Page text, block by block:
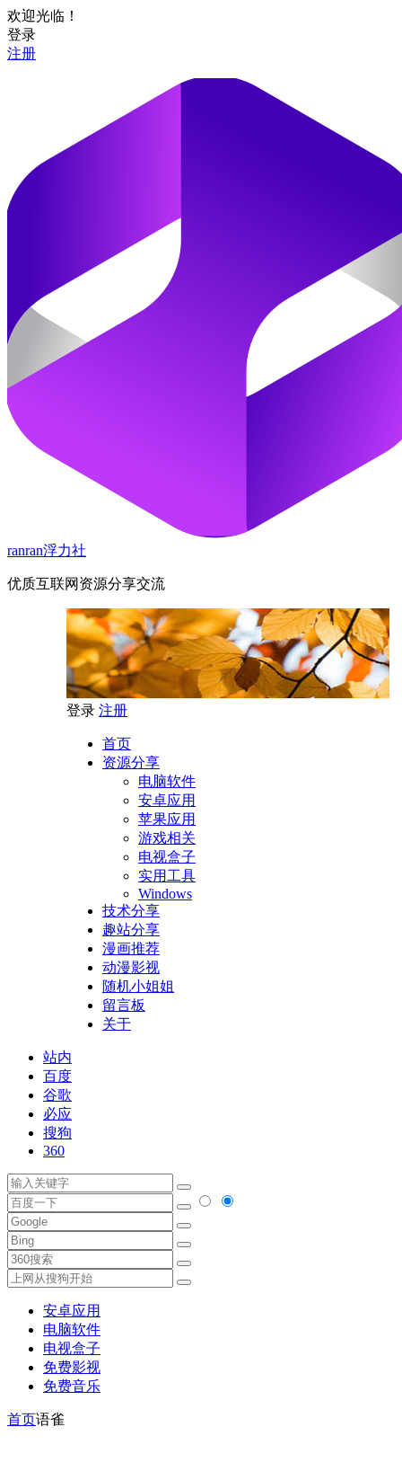
欢迎光临！
登录
注册
ranran浮力社
优质互联网资源分享交流
登录 注册
首页
资源分享
电脑软件
安卓应用
苹果应用
游戏相关
电视盒子
实用工具
Windows
技术分享
趣站分享
漫画推荐
动漫影视
随机小姐姐
留言板
关于
站内
百度
谷歌
必应
搜狗
360
安卓应用
电脑软件
电视盒子
免费影视
免费音乐
首页语雀